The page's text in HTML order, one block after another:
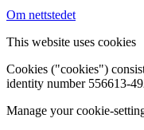
Om nettstedet
This website uses cookies
Cookies ("cookies")
identity number 556613-
Manage your cookie-